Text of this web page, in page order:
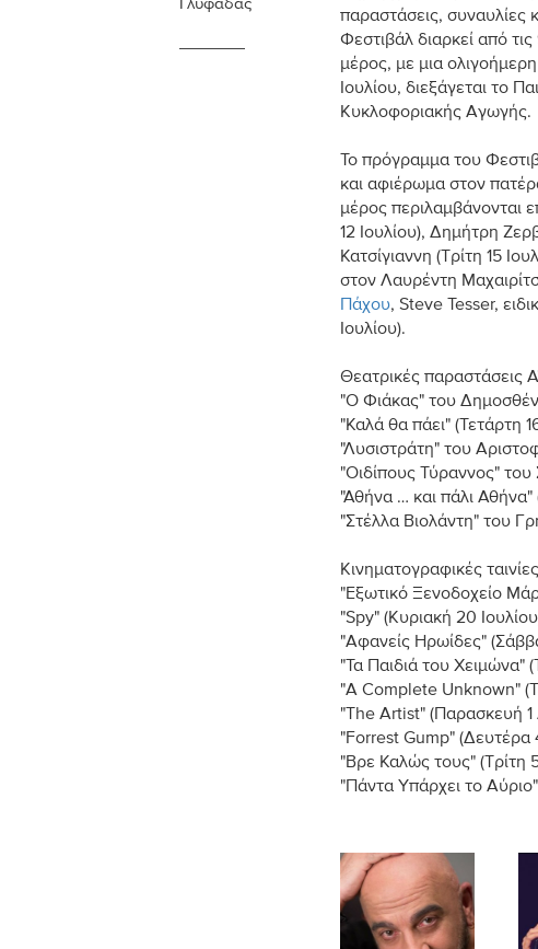
Γλυφάδας
παραστάσεις, συναυλίες
Φεστιβάλ διαρκεί από
μέρος, με μια
Ιουλίου, διεξάγεται το
Κυκλοφοριακής Αγωγής.
Το πρόγραμμα του
και αφιέρωμα στον
μέρος περιλαμβάνονται
12 Ιουλίου), Δημήτρη
Κατσίγιαννη (Τρίτη 15
στον Λαυρέντη
Πάχου, Steve Tesser,
Ιουλίου).
Θεατρικές παραστάσεις
"Ο Φιάκας" του
"Καλά θα πάει" (Τετάρτη
"Λυσιστράτη" του
"Οιδίπους Τύραννος"
"Αθήνα … και πάλι Αθήνα"
"Στέλλα Βιολάντη" του
Κινηματογραφικές
"Εξωτικό Ξενοδοχείο
"Spy" (Κυριακή 20
"Αφανείς Ηρωίδες"
"Τα Παιδιά του Χειμώνα"
"A Complete Unknown"
"The Artist" (Παρασκευή
"Forrest Gump" (Δευτέρα
"Βρε Καλώς τους" (Τρίτη
"Πάντα Υπάρχει το